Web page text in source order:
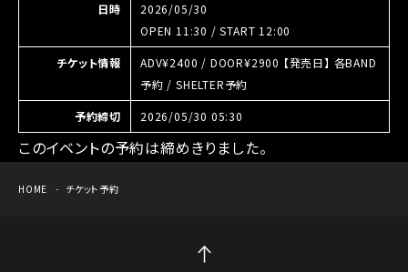
日時
2026/05/30
OPEN 11:30 / START 12:00
チケット情報
ADV¥2400 / DOOR¥2900 【発売日】 各BAND
予約 / SHELTER予約
予約締切 2026/05/30 05:30
このイベントの予約は締めきりました。
HOME チケット予約